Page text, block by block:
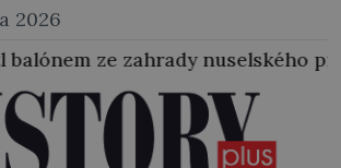
2026
nuselského pivovaru a stal se